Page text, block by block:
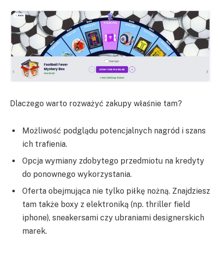
Dlaczego warto rozważyć zakupy właśnie tam?
Możliwość podglądu potencjalnych nagród i szans
ich trafienia.
Opcja wymiany zdobytego przedmiotu na kredyty
do ponownego wykorzystania.
Oferta obejmująca nie tylko piłkę nożną. Znajdziesz
tam także boxy z elektroniką (np. thriller field
iphone), sneakersami czy ubraniami designerskich
marek.